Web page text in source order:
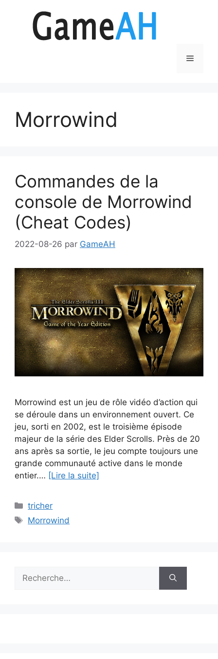
Menu
Morrowind
Commandes de la
console de Morrowind
(Cheat Codes)
2022-08-26 par GameAH
Morrowind est un jeu de rôle vidéo d’action qui
se déroule dans un environnement ouvert. Ce
jeu, sorti en 2002, est le troisième épisode
majeur de la série des Elder Scrolls. Près de 20
ans après sa sortie, le jeu compte toujours une
grande communauté active dans le monde
entier.… [Lire la suite]
Catégories
tricher
Étiquettes
Morrowind